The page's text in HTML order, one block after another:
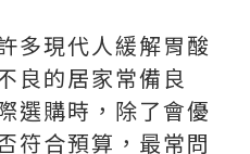
多現代人緩解胃酸
良的居家常備良
選購時，除了會優
符合預算，最常問